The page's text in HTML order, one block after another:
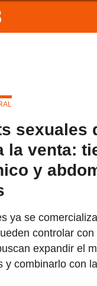
sexuales
la venta:
y
ya se
controlar
expandir el
y combinarlo con